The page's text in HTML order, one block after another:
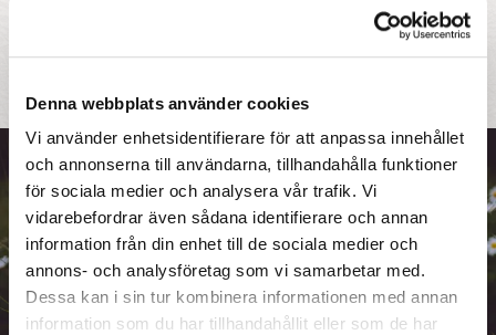
Denna webbplats använder cookies
Vi använder enhetsidentifierare för att anpassa innehållet
och annonserna till användarna, tillhandahålla funktioner
för sociala medier och analysera vår trafik. Vi
vidarebefordrar även sådana identifierare och annan
information från din enhet till de sociala medier och
annons- och analysföretag som vi samarbetar med.
Dessa kan i sin tur kombinera informationen med annan
information som du har tillhandahållit eller som de har
. Den elev som stått i kö längst erbjuds plats först.
Om ni behöver hjälp med att skapa en köplats manuellt,
Traditioner
& gemenskap
Vi har många traditioner på våra skolor som bidrar till en